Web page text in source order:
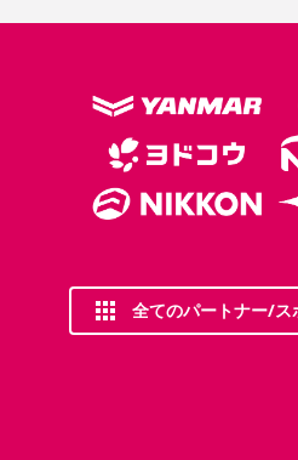
全てのパートナー/ス